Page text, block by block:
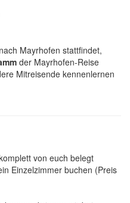
Mayrhofen stattfindet,
der Mayrhofen-Reise
Mitreisende kennenlernen
von euch belegt
Einzelzimmer buchen (Preis